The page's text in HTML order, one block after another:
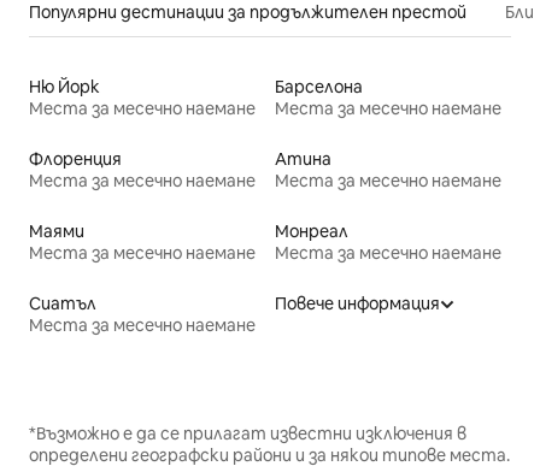
Популярни дестинации за продължителен престой
Ню Йорк
Места за месечно наемане
Барселона
Места за месечно наемане
Флоренция
Места за месечно наемане
Атина
Места за месечно наемане
Маями
Места за месечно наемане
Монреал
Места за месечно наемане
Сиатъл
Места за месечно наемане
Повече информация
*Възможно е да се прилагат известни изключения в
определени географски райони и за някои типове места.